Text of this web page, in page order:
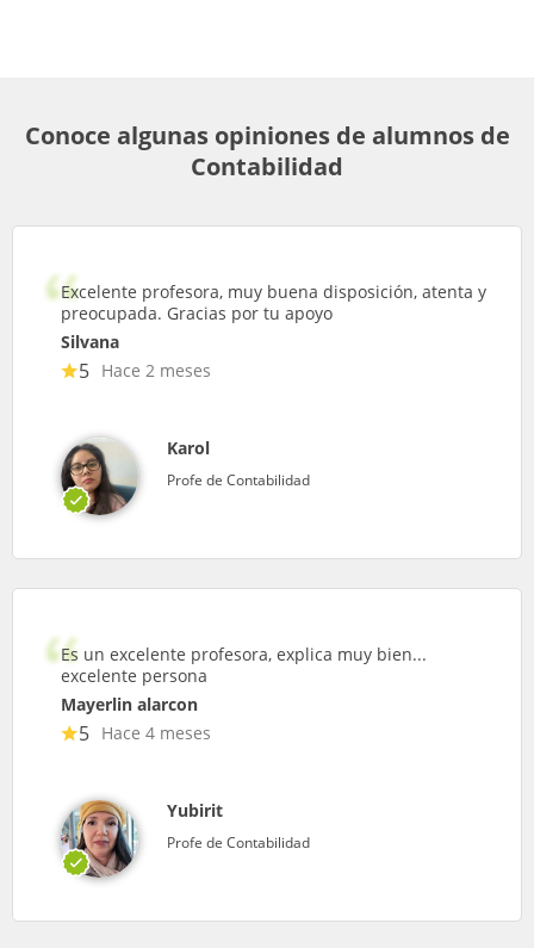
Conoce algunas opiniones de alumnos de
Contabilidad
Excelente profesora, muy buena disposición, atenta y
preocupada. Gracias por tu apoyo
Silvana
5 Hace 2 meses
Karol
Profe de Contabilidad
Es un excelente profesora, explica muy bien...
excelente persona
Mayerlin alarcon
5 Hace 4 meses
Yubirit
Profe de Contabilidad